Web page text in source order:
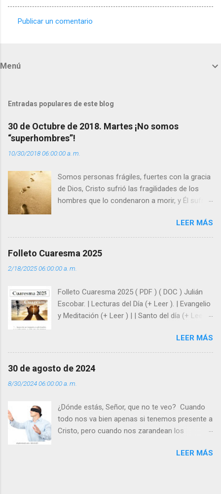
t
r
i
o
s
Publicar un comentario
Menú
Entradas populares de este blog
30 de Octubre de 2018. Martes ¡No somos
“superhombres”!
10/30/2018 06:00:00 a. m.
Somos personas frágiles, fuertes con la gracia
de Dios, Cristo sufrió las fragilidades de los
hombres que lo condenaron a morir, y Él sufrió
enseña Jesucristo? Que, si seguimos sus
huellas, sin ser superhombres, podemos
siempre está pendiente de nosotros. Amar es
y protegidos por nosotros. “ Señor, soy un
árbol sin frutos, pero tú me das la savia para
que al menos mis ramas y hojas den sombra
super hombre? - ¿Superas tu fragilidad con la
gracia de Dios? Julián Escobar. | Lecturas del
Día (+ Leer ). | Evangelio y Meditación (+ Leer ) |
LEER MÁS
Folleto Cuaresma 2025
2/18/2025 06:00:00 a. m.
Folleto Cuaresma 2025 ( PDF ) ( DOC ) Julián
Escobar. | Lecturas del Día (+ Leer ). | Evangelio
y Meditación (+ Leer ) | | Santo del día (+ Leer )
LEER MÁS
30 de agosto de 2024
8/30/2024 06:00:00 a. m.
¿Dónde estás, Señor, que no te veo? Cuando
todo nos va bien apenas si tenemos presente a
Cristo, pero cuando nos zarandean los
“¿Dónde estás, Señor, que no te veo, que me
LEER MÁS